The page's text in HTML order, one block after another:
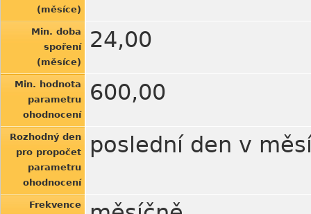
(měsíce)
Min. doba
spoření
(měsíce)
24,00
Min. hodnota
parametru
ohodnocení
600,00
Rozhodný den
pro propočet
parametru
ohodnocení
poslední den v
Frekvence